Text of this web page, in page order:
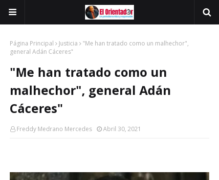
Página Principal Justicia
"Me han tratado como un malhechor",
general Adán Cáceres"
"Me han tratado como un
malhechor", general Adán
Cáceres"
Freddy Medrano Mercedes Abril 30, 2021